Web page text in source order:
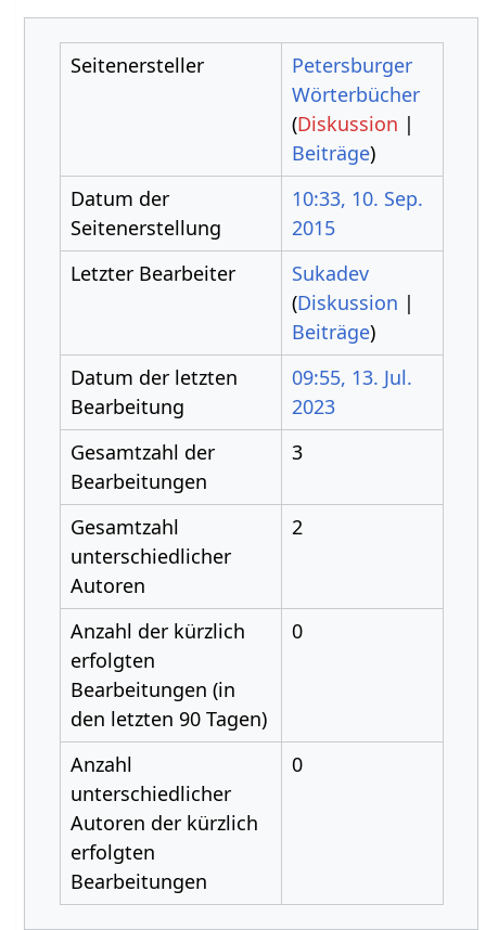
Seitenersteller
Petersburger
Wörterbücher
(Diskussion |
Beiträge)
Datum der
Seitenerstellung
10:33, 10. Sep.
2015
Letzter Bearbeiter
Sukadev
(Diskussion |
Beiträge)
Datum der letzten
Bearbeitung
09:55, 13. Jul.
2023
Gesamtzahl der
Bearbeitungen
3
Gesamtzahl
unterschiedlicher
Autoren
2
Anzahl der kürzlich
erfolgten
Bearbeitungen (in
den letzten 90 Tagen)
0
Anzahl
unterschiedlicher
Autoren der kürzlich
erfolgten
Bearbeitungen
0